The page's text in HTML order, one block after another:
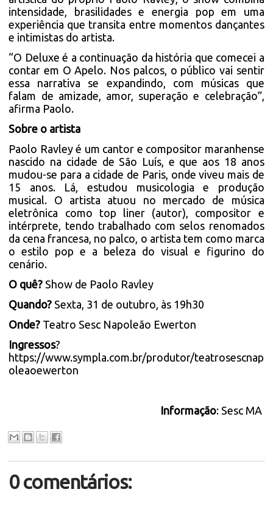
intensidade, brasilidades e energia pop em uma
experiência que transita entre momentos dançantes
e intimistas do artista.
“O Deluxe é a continuação da história que comecei a
contar em O Apelo. Nos palcos, o público vai sentir
essa narrativa se expandindo, com músicas que
falam de amizade, amor, superação e celebração”,
afirma Paolo.
Sobre o artista
Paolo Ravley é um cantor e compositor maranhense
nascido na cidade de São Luís, e que aos 18 anos
mudou-se para a cidade de Paris, onde viveu mais de
15 anos. Lá, estudou musicologia e produção
musical. O artista atuou no mercado de música
eletrônica como top liner (autor), compositor e
intérprete, tendo trabalhado com selos renomados
da cena francesa, no palco, o artista tem como marca
o estilo pop e a beleza do visual e figurino do
cenário.
O quê? Show de Paolo Ravley
Quando? Sexta, 31 de outubro, às 19h30
Onde? Teatro Sesc Napoleão Ewerton
Ingressos?
https://www.sympla.com.br/produtor/teatrosescnap
oleaoewerton
Informação: Sesc MA
0 comentários: